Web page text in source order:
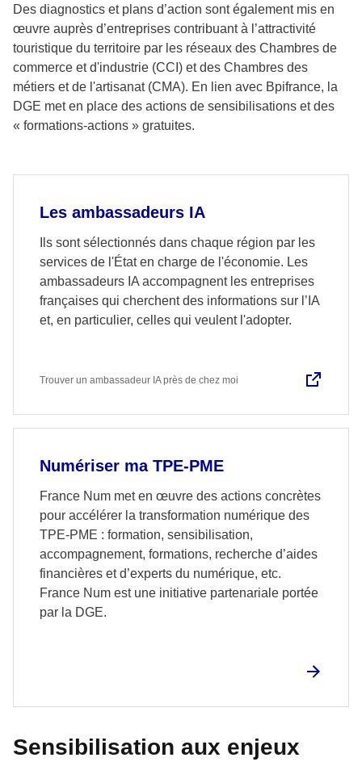
Des diagnostics et plans d’action sont également mis en
œuvre auprès d’entreprises contribuant à l’attractivité
touristique du territoire par les réseaux des Chambres de
commerce et d'industrie (CCI) et des Chambres des
métiers et de l'artisanat (CMA). En lien avec Bpifrance, la
DGE met en place des actions de sensibilisations et des
« formations-actions » gratuites.
Les ambassadeurs IA
Ils sont sélectionnés dans chaque région par les
services de l'État en charge de l'économie. Les
ambassadeurs IA accompagnent les entreprises
françaises qui cherchent des informations sur l’IA
et, en particulier, celles qui veulent l'adopter.
Trouver un ambassadeur IA près de chez moi
Numériser ma TPE-PME
France Num met en œuvre des actions concrètes
pour accélérer la transformation numérique des
TPE-PME : formation, sensibilisation,
accompagnement, formations, recherche d’aides
financières et d’experts du numérique, etc.
France Num est une initiative partenariale portée
par la DGE.
Sensibilisation aux enjeux